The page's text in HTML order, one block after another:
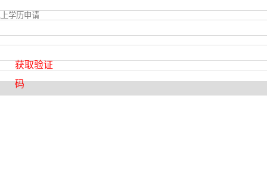
获取验证
码